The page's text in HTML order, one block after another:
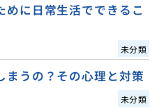
めに日常生活でできるこ
未分類
まうの？その心理と対策
未分類